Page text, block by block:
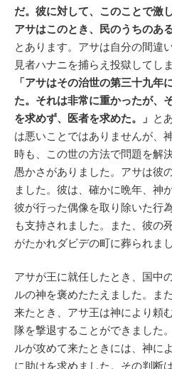
だ。彼に対して、このことで激
アサはこのとき、民のうちのあ
とあります。アサは自分の間違
見者ハナニを捕らえ投獄してし
「アサはその治世の第三十九年
た。それは非常に重かったが、
を求めず、医者を求めた。」 と
は悪いことではありませんが、
時も、この世の方法で問題を解
愚かさがありました。アサは彼
ました。彼は、確かに晩年、神
彼が行った偶像を取り除いた行
も支持されました。また、彼の
がたかれダビデの町に葬られまし
アサが王に就任したとき、国中
ルの神を褒めたたえました。ま
来たとき、アサ王は神により頼
隊を撃退することができました
ルが攻めて来たときには、神に
に助けを求めました。その判断